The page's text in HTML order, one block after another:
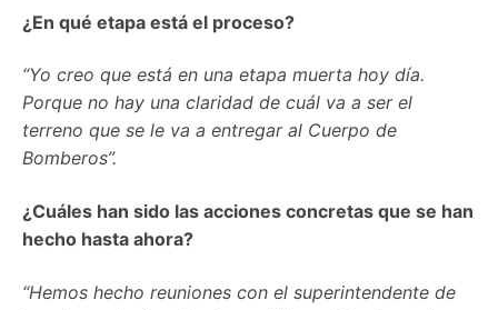
¿En qué etapa está el proceso?
“Yo creo que está en una etapa muerta hoy día.
Porque no hay una claridad de cuál va a ser el
terreno que se le va a entregar al Cuerpo de
Bomberos”.
¿Cuáles han sido las acciones concretas que se han
hecho hasta ahora?
“Hemos hecho reuniones con el superintendente de